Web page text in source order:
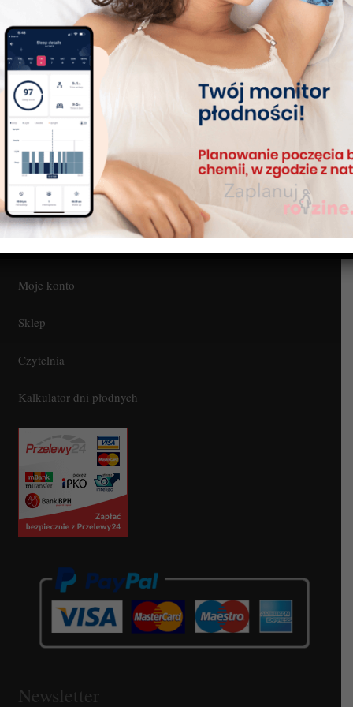
Mam nieregularne
cykle, czy mogę
używać Tempdrop?
Czy ma znaczenie, o
której godzinie się
budzę lub jak długo
śpię?
Regulamin
Blog
Moje konto
Sklep
Czytelnia
Kalkulator dni płodnych
Newsletter